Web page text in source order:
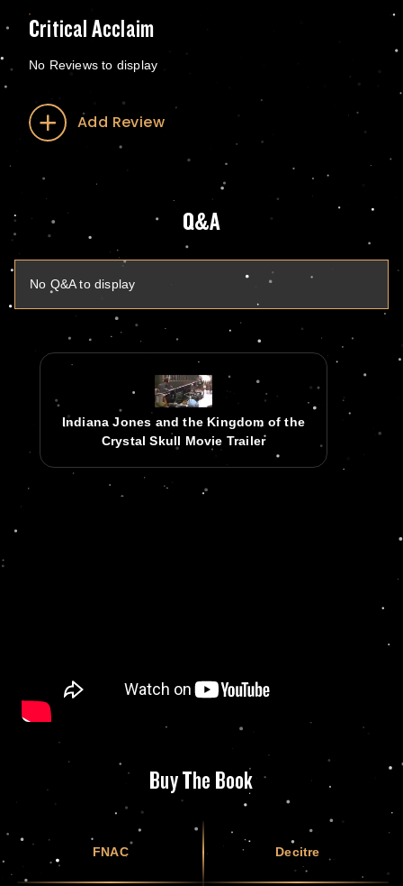
Critical Acclaim
No Reviews to display
Add Review
Q&A
No Q&A to display
Indiana Jones and the Kingdom of the
Crystal Skull Movie Trailer
Buy The Book
FNAC Decitre